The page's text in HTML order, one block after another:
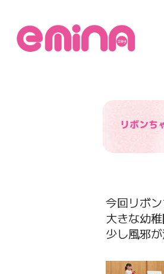
リボンち
今回リボ
大きな幼
少し風邪